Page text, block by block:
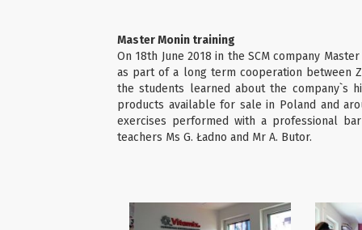
Master Monin training
On 18th June 2018 in the SCM company
as part of a long term cooperation between
the students learned about the company`s
products available for sale in Poland and
exercises performed with a professional
teachers Ms G. Ładno and Mr A. Butor.